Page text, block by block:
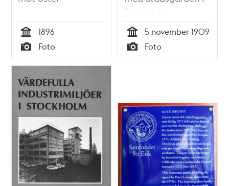
Tid
1896
Typ
Foto
förgrunden
Tid
5 november 1909
Typ
Foto